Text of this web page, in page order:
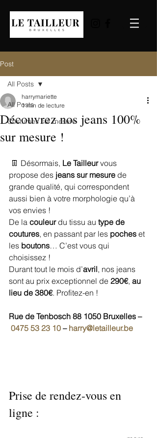
Post
All Posts
Costumes sur mesure
All Posts
Découvrez nos jeans 100%
sur mesure !
harrymariette
1 min de lecture
👖 Désormais, Le Tailleur vous
propose des jeans sur mesure de
grande qualité, qui correspondent
aussi bien à votre morphologie qu’à
vos envies !
De la couleur du tissu au type de
coutures, en passant par les poches et
les boutons… C’est vous qui
choisissez !
Durant tout le mois d’avril, nos jeans
sont au prix exceptionnel de 290€, au
lieu de 380€. Profitez-en !
Rue de Tenbosch 88 1050 Bruxelles –
0475 53 23 10 – harry@letailleur.be
Prise de rendez-vous en
ligne :